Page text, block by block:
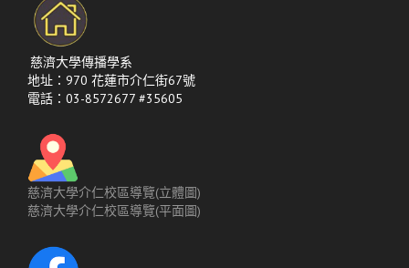
慈濟大學傳播學系
地址：970 花蓮市介仁街67號
電話：03-8572677 #35605
慈濟大學介仁校區導覽(立體圖)
慈濟大學介仁校區導覽(平面圖)